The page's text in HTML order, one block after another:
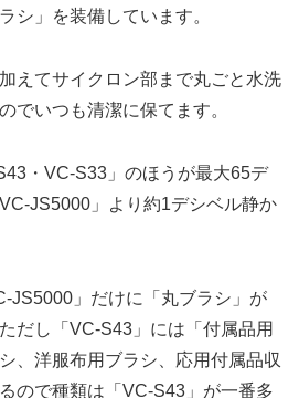
シ」を装備しています。
えてサイクロン部まで丸ごと水洗
でいつも清潔に保てます。
・VC-S33」のほうが最大65デ
JS5000」より約1デシベル静か
JS5000」だけに「丸ブラシ」が
だし「VC-S43」には「付属品用
、洋服布用ブラシ、応用付属品収
ので種類は「VC-S43」が一番多